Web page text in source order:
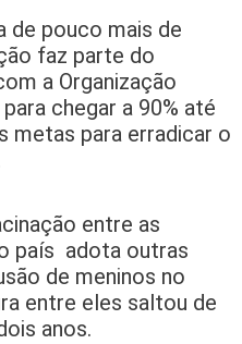
de pouco mais de
faz parte do
a Organização
chegar a 90% até
metas para erradicar o
entre as
país adota outras
de meninos no
entre eles saltou de
anos.